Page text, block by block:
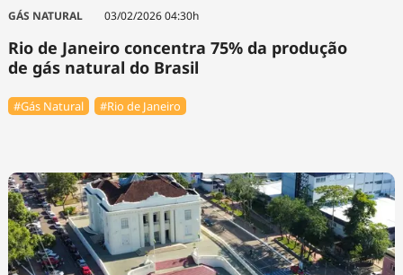
Cinema
Infraestrutura
GÁS NATURAL 03/02/2026 04:30h
Rio de Janeiro concentra 75% da produção
de gás natural do Brasil
#Gás Natural #Rio de Janeiro